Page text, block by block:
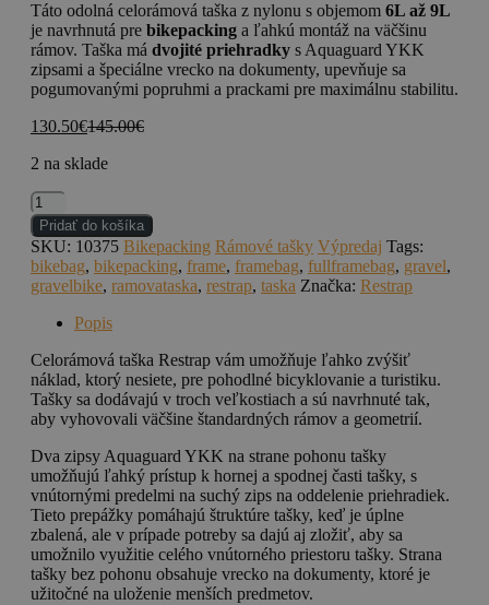
Táto odolná celorámová taška z nylonu s objemom 6L až 9L
je navrhnutá pre bikepacking a ľahkú montáž na väčšinu
rámov. Taška má dvojité priehradky s Aquaguard YKK
zipsami a špeciálne vrecko na dokumenty, upevňuje sa
pogumovanými popruhmi a prackami pre maximálnu stabilitu.
130.50€145.00€
2 na sklade
množstvo
Full
Frame
Bag
S
6,5l
Pridať do košíka
SKU: 10375 Bikepacking Rámové tašky Výpredaj Tags:
bikebag, bikepacking, frame, framebag, fullframebag, gravel,
gravelbike, ramovataska, restrap, taska Značka: Restrap
Popis
Celorámová taška Restrap vám umožňuje ľahko zvýšiť
náklad, ktorý nesiete, pre pohodlné bicyklovanie a turistiku.
Tašky sa dodávajú v troch veľkostiach a sú navrhnuté tak,
aby vyhovovali väčšine štandardných rámov a geometrií.
Dva zipsy Aquaguard YKK na strane pohonu tašky
umožňujú ľahký prístup k hornej a spodnej časti tašky, s
vnútornými predelmi na suchý zips na oddelenie priehradiek.
Tieto prepážky pomáhajú štruktúre tašky, keď je úplne
zbalená, ale v prípade potreby sa dajú aj zložiť, aby sa
umožnilo využitie celého vnútorného priestoru tašky. Strana
tašky bez pohonu obsahuje vrecko na dokumenty, ktoré je
užitočné na uloženie menších predmetov.